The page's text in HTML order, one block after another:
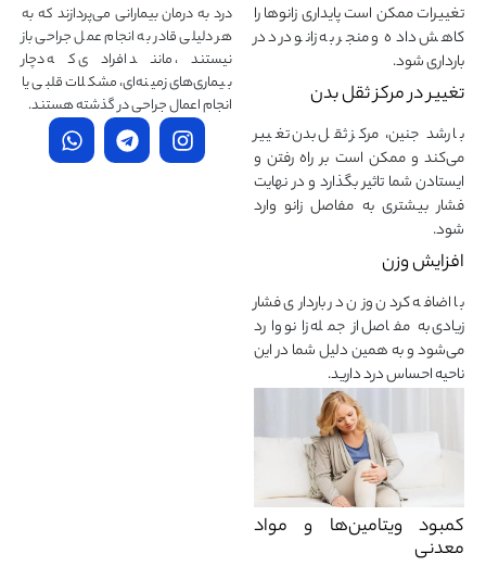
تغییرات ممکن است پایداری زانوها را
کاهش داده و منجر به زانو درد در
بارداری شود.
تغییر در مرکز ثقل بدن
با رشد جنین، مرکز ثقل بدن تغییر
می‌کند و ممکن است بر راه رفتن و
ایستادن شما تاثیر بگذارد و در نهایت
فشار بیشتری به مفاصل زانو وارد
شود.
افزایش وزن
با اضافه کردن وزن در بارداری فشار
زیادی به مفاصل از جمله زانو وارد
می‌شود و به همین دلیل شما در این
ناحیه احساس درد دارید.
کمبود ویتامین‌ها و مواد
معدنی
درد به درمان‌ بیمارانی می‌پردازند که به
هر دلیلی قادر به انجام عمل جراحی باز
نیستند، مانند افرادی که دچار
بیماری‌های زمینه‌ای، مشکلات قلبی یا
انجام اعمال جراحی در گذشته هستند.